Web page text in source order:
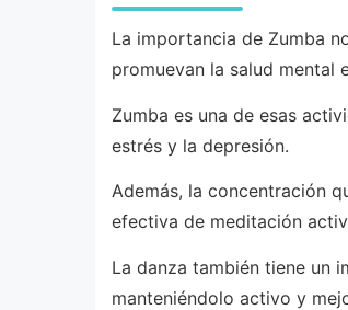
La importancia de Zumba
promuevan la salud mental
Zumba es una de esas
estrés y la depresión.
Además, la concentración
efectiva de meditación
La danza también tiene un
manteniéndolo activo y